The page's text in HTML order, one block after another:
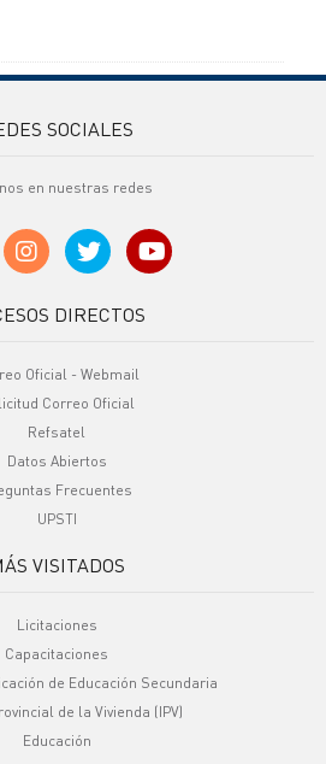
SOCIALES
en nuestras redes
DIRECTOS
Oficial - Webmail
Correo Oficial
Refsatel
Datos Abiertos
Frecuentes
UPSTI
VISITADOS
Licitaciones
Capacitaciones
de Educación Secundaria
de la Vivienda (IPV)
Educación